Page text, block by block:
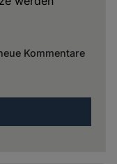
Kommentare